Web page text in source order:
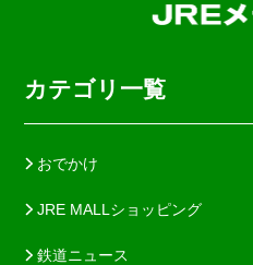
カテゴリ一覧
おでかけ
JRE MALLショッピング
鉄道ニュース